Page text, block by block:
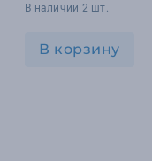
В наличии 2 шт.
В корзину